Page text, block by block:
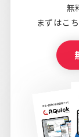
無
まずはこ